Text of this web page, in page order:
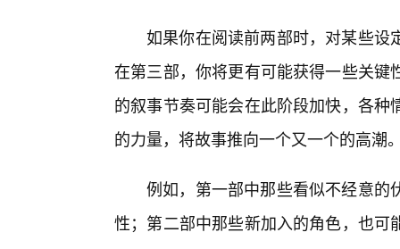
如果你在阅读前两部时，对某些设
在第三部，你将更有可能获得一些关
的叙事节奏可能会在此阶段加快，各
的力量，将故事推向一个又一个的高潮
例如，第一部中那些看似不经意的
性；第二部中那些新加入的角色，也